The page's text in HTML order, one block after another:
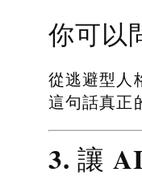
你可以
從逃避型人
這句話真正
3. 讓